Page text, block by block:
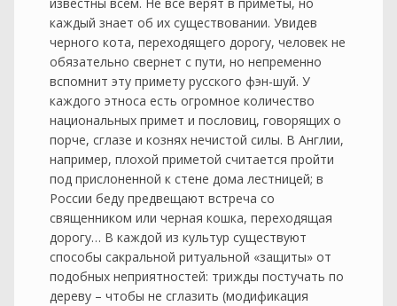
каждый знает об их существовании. Увидев
черного кота, переходящего дорогу, человек не
обязательно свернет с пути, но непременно
вспомнит эту примету русского фэн-шуй. У
каждого этноса есть огромное количество
национальных примет и пословиц, говорящих о
порче, сглазе и кознях нечистой силы. В Англии,
например, плохой приметой считается пройти
под прислоненной к стене дома лестницей; в
России беду предвещают встреча со
священником или черная кошка, переходящая
дорогу… В каждой из культур существуют
способы сакральной ритуальной «защиты» от
подобных неприятностей: трижды постучать по
дереву – чтобы не сглазить (модификация